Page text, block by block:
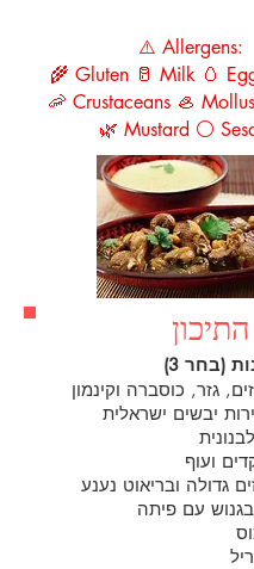
⚠️ Allergens:
🌾 Gluten 🥛 Milk 🥚
🦐 Crustaceans 🦪
🌿 Mustard ⚪
(בחר 3)
גזר, כוסברה וקינמון
יבשים ישראלית
ועוף
גדולה ובריאוט נענע
עם פיתה